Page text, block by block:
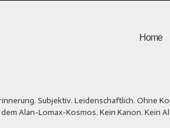
Home
Subjektiv. Leidenschaftlich. Ohne
Alan-Lomax-Kosmos. Kein Kanon. Kein